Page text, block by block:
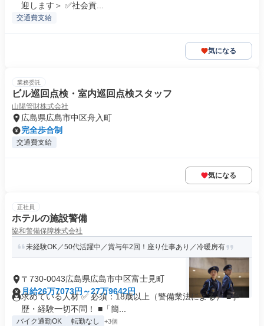
迎します＞ ✅社会貢...
交通費支給
気になる
業務委託
ビル巡回点検・室内巡回点検スタッフ
山陽管財株式会社
広島県広島市中区舟入町
完全歩合制
交通費支給
気になる
正社員
ホテルの施設警備
協和警備保障株式会社
未経験OK／50代活躍中／賞与年2回！座り仕事あり／冷暖房有
〒730-0043広島県広島市中区富士見町
月給26万7073円～27万9642円
求めている人材 ✅ 必須：18歳以上（警備業法による） ■学
歴・経験一切不問！ ■「簡...
バイク通勤OK 転勤なし +3個